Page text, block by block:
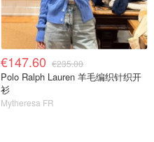
€147.60 €235.00
Polo Ralph Lauren 羊毛编织针织开
衫
Mytheresa FR